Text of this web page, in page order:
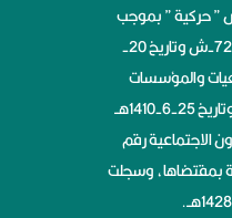
” حركية ” بموجب
خطاب وزارة الشؤون الإجتماعية رقم 6-72218-ش وتاريخ 20-
والمؤسسات
الخيرية الصادرة بقرار مجلس الوزراء رقم 107وتاريخ 25-6-1410هــ
الاجتماعية رقم
الصادرة بمقتضاها، وسجلت